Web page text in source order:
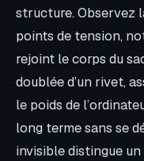
structure. Observez
points de tension,
rejoint le corps du
doublée d’un rivet,
le poids de
long terme sans se
invisible distingue